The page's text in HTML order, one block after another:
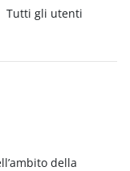
Tutti gli utenti
della